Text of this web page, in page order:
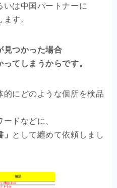
は中国パートナーに
す。
見つかった場合
てしまうからです。
にどのような個所を検品
ドなどに、
として纏めて依頼しまし